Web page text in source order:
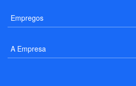
Empregos
A Empresa